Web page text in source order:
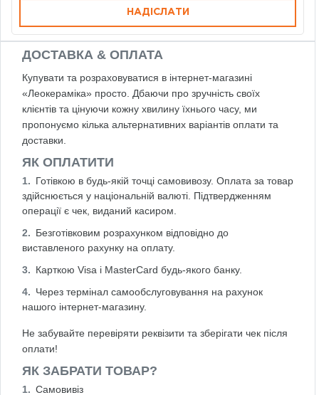
НАДІСЛАТИ
ДОСТАВКА & ОПЛАТА
Купувати та розраховуватися в інтернет-магазині
«Леокераміка» просто. Дбаючи про зручність своїх
клієнтів та цінуючи кожну хвилину їхнього часу, ми
пропонуємо кілька альтернативних варіантів оплати та
доставки.
ЯК ОПЛАТИТИ
Готівкою в будь-якій точці самовивозу. Оплата за товар
здійснюється у національній валюті. Підтвердженням
операції є чек, виданий касиром.
Безготівковим розрахунком відповідно до
виставленого рахунку на оплату.
Карткою Visa і MasterCard будь-якого банку.
Через термінал самообслуговування на рахунок
нашого інтернет-магазину.
Не забувайте перевіряти реквізити та зберігати чек після
оплати!
ЯК ЗАБРАТИ ТОВАР?
Самовивіз